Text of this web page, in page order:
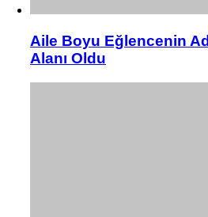
Aile Boyu Eğlencenin
Alanı Oldu